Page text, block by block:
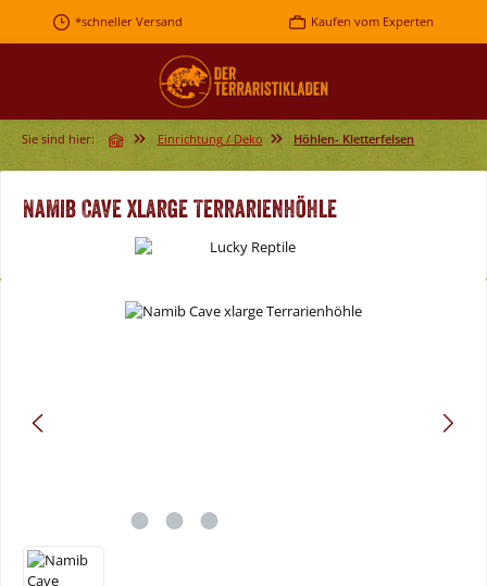
Zum Hauptinhalt springen
*schneller Versand Kaufen vom Experten
Sie sind hier: Einrichtung / Deko Höhlen- Kletterfelsen
Namib Cave xlarge Terrarienhöhle
Bildergalerie überspringen